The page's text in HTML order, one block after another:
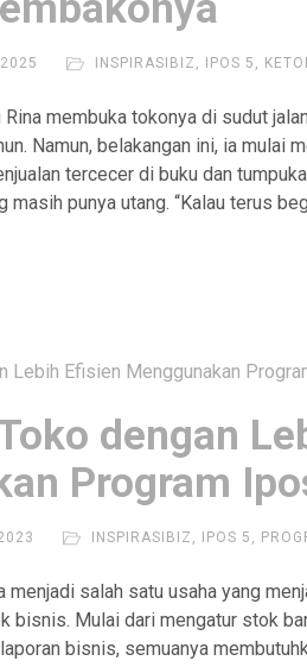
INSPIRASIBIZ IPOS 5
membuka tokonya di sudut
Namun, belakangan ini, ia mulai
tercecer di buku dan
masih punya utang. “Kalau terus
dengan
Program
INSPIRASIBIZ IPOS 5
salah satu usaha yang
bisnis. Mulai dari mengatur stok
bisnis, semuanya